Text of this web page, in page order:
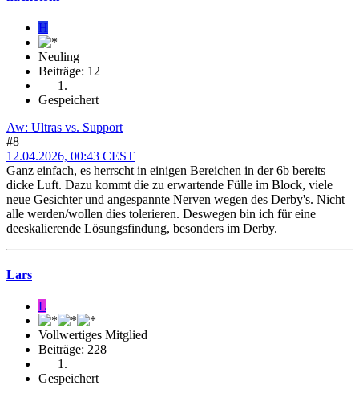
H
Neuling
Beiträge: 12
Gespeichert
Aw: Ultras vs. Support
#8
12.04.2026, 00:43 CEST
Ganz einfach, es herrscht in einigen Bereichen in der 6b bereits
dicke Luft. Dazu kommt die zu erwartende Fülle im Block, viele
neue Gesichter und angespannte Nerven wegen des Derby's. Nicht
alle werden/wollen dies tolerieren. Deswegen bin ich für eine
deeskalierende Lösungsfindung, besonders im Derby.
Lars
L
Vollwertiges Mitglied
Beiträge: 228
Gespeichert